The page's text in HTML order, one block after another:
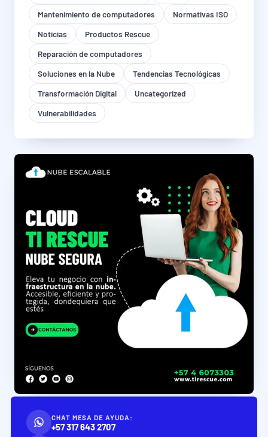
Mantenimiento de computadores
Normativas ISO
Noticias
Productos Rescue
Reparación de computadores
Soluciones en la Nube
Tendencias Tecnológicas
Transformación Digital
Uncategorized
Vulnerabilidades
CHAT MESA DE AYUDA:
+57 317 643 2707